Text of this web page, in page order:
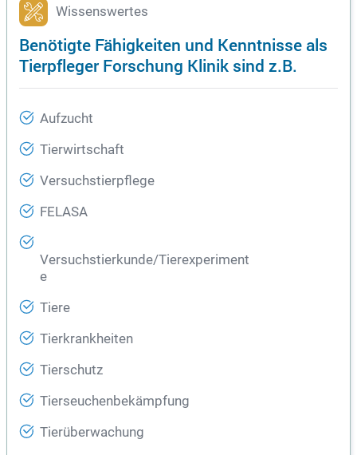
Wissenswertes
Benötigte Fähigkeiten und Kenntnisse als
Tierpfleger Forschung Klinik sind z.B.
Aufzucht
Tierwirtschaft
Versuchstierpflege
FELASA
Versuchstierkunde/Tierexperiment
e
Tiere
Tierkrankheiten
Tierschutz
Tierseuchenbekämpfung
Tierüberwachung